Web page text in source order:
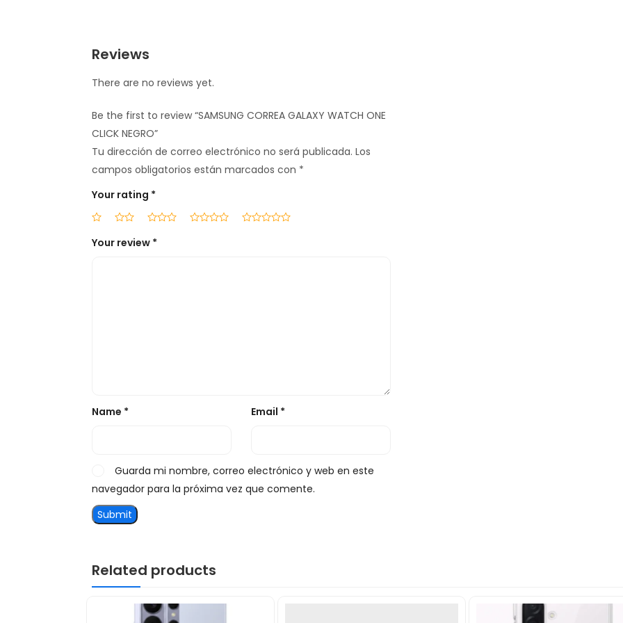
Reviews
There are no reviews yet.
Be the first to review “SAMSUNG CORREA GALAXY WATCH ONE
CLICK NEGRO”
Tu dirección de correo electrónico no será publicada. Los
campos obligatorios están marcados con *
Your rating *
Your review *
Name * Email *
Guarda mi nombre, correo electrónico y web en este
navegador para la próxima vez que comente.
Related products